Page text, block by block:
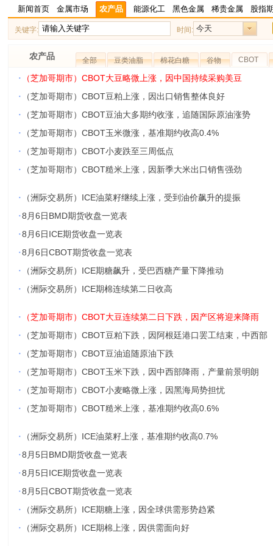
新闻首页 金属市场 农产品 能源化工 黑色金属 稀贵金属 股指
关键字: 时间: 今天
农产品 全部 豆类油脂 棉花白糖 谷物 CBOT
· （芝加哥期市）CBOT大豆略微上涨，因中国持续采购美豆
· （芝加哥期市）CBOT豆粕上涨，因出口销售整体良好
· （芝加哥期市）CBOT豆油大多期约收涨，追随国际原油涨势
· （芝加哥期市）CBOT玉米微涨，基准期约收高0.4%
· （芝加哥期市）CBOT小麦跌至三周低点
· （芝加哥期市）CBOT糙米上涨，因新季大米出口销售强劲
· （洲际交易所）ICE油菜籽继续上涨，受到油价飙升的提振
·8月6日BMD期货收盘一览表
·8月6日ICE期货收盘一览表
·8月6日CBOT期货收盘一览表
· （洲际交易所）ICE期糖飙升，受巴西糖产量下降推动
· （洲际交易所）ICE期棉连续第二日收高
· （芝加哥期市）CBOT大豆连续第二日下跌，因产区将迎来降雨
· （芝加哥期市）CBOT豆粕下跌，因阿根廷港口罢工结束，中西部
· （芝加哥期市）CBOT豆油追随原油下跌
· （芝加哥期市）CBOT玉米下跌，因中西部降雨，产量前景明朗
· （芝加哥期市）CBOT小麦略微上涨，因黑海局势担忧
· （芝加哥期市）CBOT糙米上涨，基准期约收高0.6%
· （洲际交易所）ICE油菜籽上涨，基准期约收高0.7%
·8月5日BMD期货收盘一览表
·8月5日ICE期货收盘一览表
·8月5日CBOT期货收盘一览表
· （洲际交易所）ICE期糖上涨，因全球供需形势趋紧
· （洲际交易所）ICE期棉上涨，因供需面向好